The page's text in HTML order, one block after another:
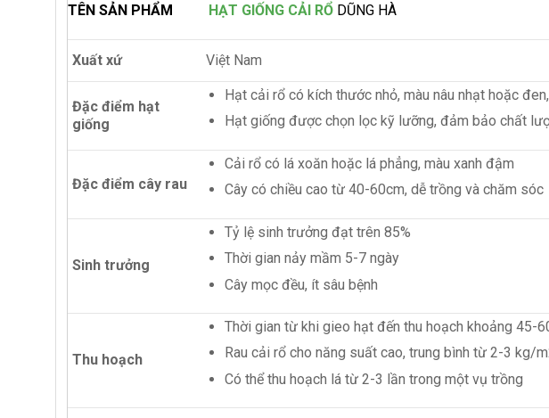
TÊN SẢN PHẨM HẠT GIỐNG CẢI RỔ DŨNG HÀ
Xuất xứ Việt Nam
Đặc điểm hạt
giống
Hạt cải rổ có kích thước nhỏ, màu nâu nhạt hoặc
Hạt giống được chọn lọc kỹ lưỡng, đảm bảo chất
Đặc điểm cây rau
Cải rổ có lá xoăn hoặc lá phẳng, màu xanh đậm
Cây có chiều cao từ 40-60cm, dễ trồng và chăm sóc
Sinh trưởng
Tỷ lệ sinh trưởng đạt trên 85%
Thời gian nảy mầm 5-7 ngày
Cây mọc đều, ít sâu bệnh
Thu hoạch
Thời gian từ khi gieo hạt đến thu hoạch khoảng 45-
Rau cải rổ cho năng suất cao, trung bình từ 2-3 kg/
Có thể thu hoạch lá từ 2-3 lần trong một vụ trồng